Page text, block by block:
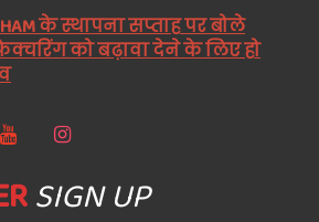
के स्थापना सप्ताह पर बोले
को बढ़ावा देने के लिए हो
SIGN UP